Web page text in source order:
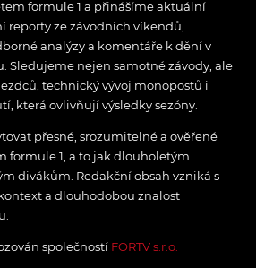
formule 1 a přinášíme aktuální
reporty ze závodních víkendů,
analýzy a komentáře k dění v
Sledujeme nejen samotné závody, ale
technický vývoj monopostů i
která ovlivňují výsledky sezóny.
přesné, srozumitelné a ověřené
formule 1, a to jak dlouholetým
divákům. Redakční obsah vzniká s
a dlouhodobou znalost
společností FORTV s.r.o.